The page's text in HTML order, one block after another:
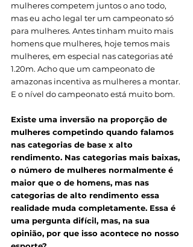
mulheres competem juntos o ano todo,
mas eu acho legal ter um campeonato só
para mulheres. Antes tinham muito mais
homens que mulheres, hoje temos mais
mulheres, em especial nas categorias até
1.20m. Acho que um campeonato de
amazonas incentiva as mulheres a montar.
E o nível do campeonato está muito bom.
Existe uma inversão na proporção de
mulheres competindo quando falamos
nas categorias de base x alto
rendimento. Nas categorias mais baixas,
o número de mulheres normalmente é
maior que o de homens, mas nas
categorias de alto rendimento essa
realidade muda completamente. Essa é
uma pergunta difícil, mas, na sua
opinião, por que isso acontece no nosso